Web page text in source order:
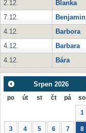
2.12.
Blanka
7.12.
Benjamin
4.12.
Barbora
4.12.
Barbara
4.12.
Bára
Srpen 2026
po út st čt pá so
1
3 4 5 6 7 8